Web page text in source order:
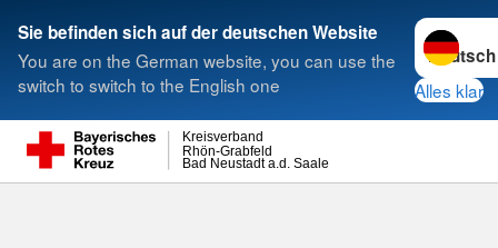
Sie befinden sich auf der deutschen Website
You are on the German website, you can use the
switch to switch to the English one
Sprache
Alles klar
Bad Neustadt a.d. Saale
Rhön-Grabfeld
Kreisverband
Suche